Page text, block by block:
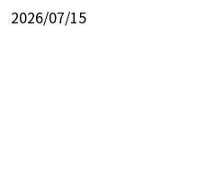
2026/07/15